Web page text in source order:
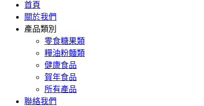
首頁
關於我們
產品類別
零食糖果類
糧油粉麵類
健康食品
賀年食品
所有產品
聯絡我們